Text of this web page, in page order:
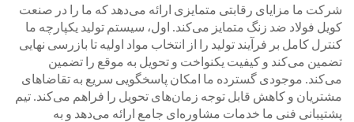
شرکت ما مزایای رقابتی متمایزی ارائه می‌دهد که ما را در صنعت
کویل فولاد ضد زنگ متمایز می‌کند. اول، سیستم تولید یکپارچه ما
کنترل کامل بر فرآیند تولید را از انتخاب مواد اولیه تا بازرسی نهایی
تضمین می‌کند و کیفیت یکنواخت و تحویل به موقع را تضمین
می‌کند. موجودی گسترده ما امکان پاسخگویی سریع به تقاضاهای
مشتریان و کاهش قابل توجه زمان‌های تحویل را فراهم می‌کند. تیم
پشتیبانی فنی ما خدمات مشاوره‌ای جامع ارائه می‌دهد و به